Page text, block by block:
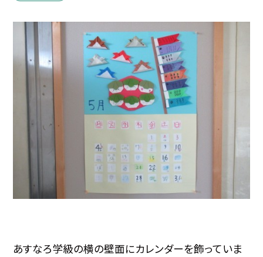
あすなろ学級の横の壁面にカレンダーを飾っていま